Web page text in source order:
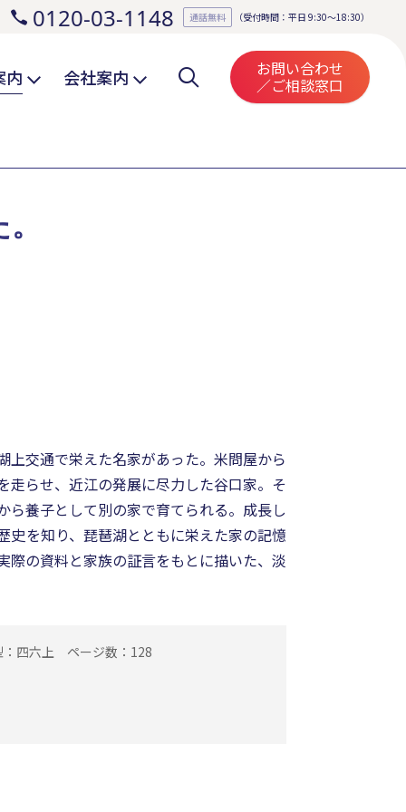
0120-03-1148 通話無料 （受付時間：平日 9:30～18:30）
内 会社案内 お問い合わせ
／ご相談窓口
上交通で栄えた名家があった。米問屋から
走らせ、近江の発展に尽力した谷口家。そ
ら養子として別の家で育てられる。成長し
史を知り、琵琶湖とともに栄えた家の記憶
際の資料と家族の証言をもとに描いた、淡
四六上 ページ数：128